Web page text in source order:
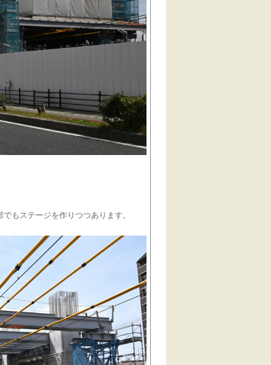
もステージを作りつつあります。